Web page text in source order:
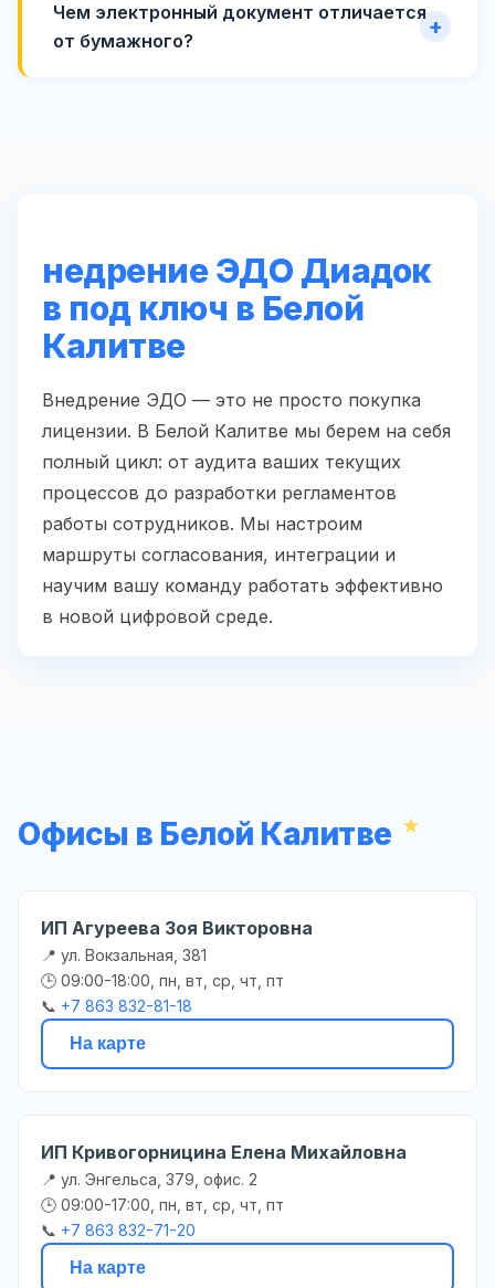
Чем электронный документ отличается
от бумажного?
недрение ЭДО Диадок
в под ключ в Белой
Калитве
Внедрение ЭДО — это не просто покупка
лицензии. В Белой Калитве мы берем на себя
полный цикл: от аудита ваших текущих
процессов до разработки регламентов
работы сотрудников. Мы настроим
маршруты согласования, интеграции и
научим вашу команду работать эффективно
в новой цифровой среде.
Офисы в Белой Калитве
ИП Агуреева Зоя Викторовна
📍 ул. Вокзальная, 381
🕒 09:00-18:00, пн, вт, ср, чт, пт
📞 +7 863 832-81-18
На карте
ИП Кривогорницина Елена Михайловна
📍 ул. Энгельса, 379, офис. 2
🕒 09:00-17:00, пн, вт, ср, чт, пт
📞 +7 863 832-71-20
На карте